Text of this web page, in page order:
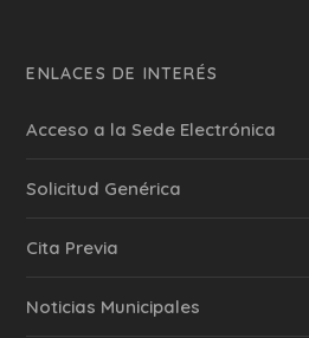
ENLACES DE INTERÉS
Acceso a la Sede Electrónica
Solicitud Genérica
Cita Previa
‎Noticias Municipales